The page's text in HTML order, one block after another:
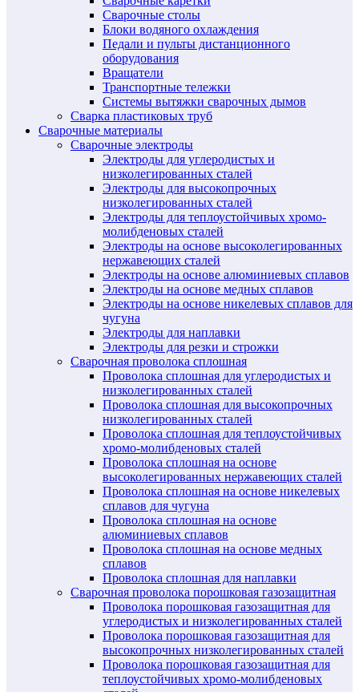
Сварочные столы
Блоки водяного охлаждения
Педали и пульты дистанционного
оборудования
Вращатели
Транспортные тележки
Системы вытяжки сварочных дымов
Сварка пластиковых труб
Сварочные материалы
Сварочные электроды
Электроды для углеродистых и
низколегированных сталей
Электроды для высокопрочных
низколегированных сталей
Электроды для теплоустойчивых хромо-
молибденовых сталей
Электроды на основе высоколегированных
нержавеющих сталей
Электроды на основе алюминиевых сплавов
Электроды на основе медных сплавов
Электроды на основе никелевых сплавов для
чугуна
Электроды для наплавки
Электроды для резки и строжки
Сварочная проволока сплошная
Проволока сплошная для углеродистых и
низколегированных сталей
Проволока сплошная для высокопрочных
низколегированных сталей
Проволока сплошная для теплоустойчивых
хромо-молибденовых сталей
Проволока сплошная на основе
высоколегированных нержавеющих сталей
Проволока сплошная на основе никелевых
сплавов для чугуна
Проволока сплошная на основе
алюминиевых сплавов
Проволока сплошная на основе медных
сплавов
Проволока сплошная для наплавки
Сварочная проволока порошковая газозащитная
Проволока порошковая газозащитная для
углеродистых и низколегированных сталей
Проволока порошковая газозащитная для
высокопрочных низколегированных сталей
Проволока порошковая газозащитная для
теплоустойчивых хромо-молибденовых